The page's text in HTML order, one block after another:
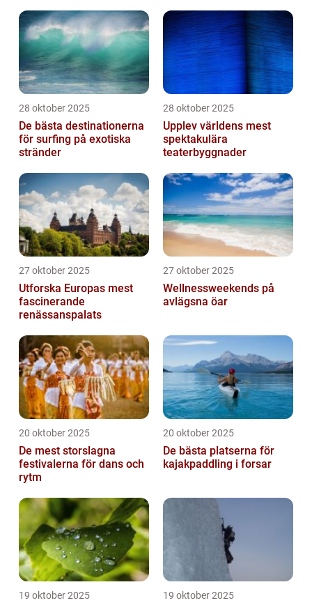
28 oktober 2025
De bästa destinationerna
för surfing på exotiska
stränder
28 oktober 2025
Upplev världens mest
spektakulära
teaterbyggnader
27 oktober 2025
Utforska Europas mest
fascinerande
renässanspalats
27 oktober 2025
Wellnessweekends på
avlägsna öar
20 oktober 2025
De mest storslagna
festivalerna för dans och
rytm
20 oktober 2025
De bästa platserna för
kajakpaddling i forsar
19 oktober 2025 19 oktober 2025